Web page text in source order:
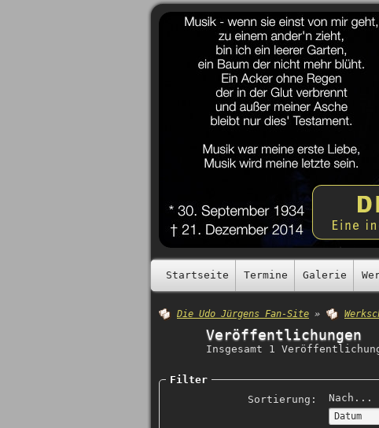
Startseite Termine Galerie
Die Udo Jürgens Fan-Site »
Veröffentlichungen
Insgesamt 1
Filter
Sortierung:
Nach...